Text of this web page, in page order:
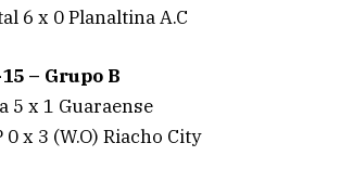
6 x 0 Planaltina A.C
– Grupo B
5 x 1 Guaraense
0 x 3 (W.O) Riacho City